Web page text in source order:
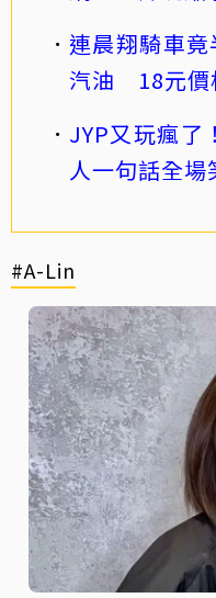
連晨翔騎車
汽油 18元價
JYP又玩瘋了
人一句話全場
#A-Lin